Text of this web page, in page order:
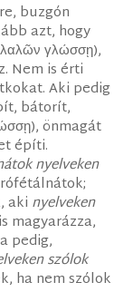
buzgón
azt, hogy
γλώσσῃ),
Nem is érti
Aki pedig
bátorít,
önmagát
építi.
nyelveken
aki nyelveken
magyarázza,
pedig,
szólok
ha nem szólok